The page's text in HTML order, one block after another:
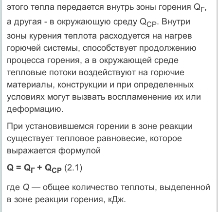
этого тепла передается внутрь зоны горения QГ,
а другая - в окружающую среду QСР. Внутри
зоны ку­рения теплота расходуется на нагрев
горючей системы, способствует продолжению
процесса горения, а в окружающей среде
тепловые потоки воздействуют на горючие
материалы, конструкции и при оп­ределенных
условиях могут вызвать воспламенение их или
дефор­мацию.
При установившемся горении в зоне реакции
существует тепло­вое равновесие, которое
выражается формулой
Q = QГ + QСР(2.1)
где Q — общее количество теплоты, выделенной
в зоне реакции горения, кДж.